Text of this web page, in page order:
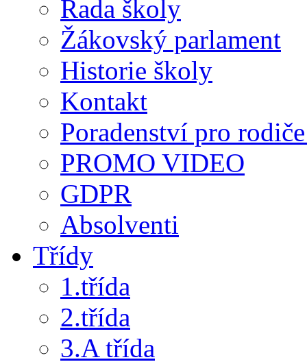
Rada školy
Žákovský parlament
Historie školy
Kontakt
Poradenství pro
PROMO VIDEO
GDPR
Absolventi
Třídy
1.třída
2.třída
3.A třída